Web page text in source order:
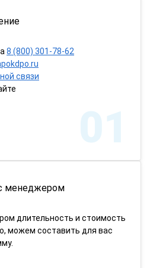
8 (800) 301-78-62
связи
01
менеджером
длительность и стоимость
можем составить для вас